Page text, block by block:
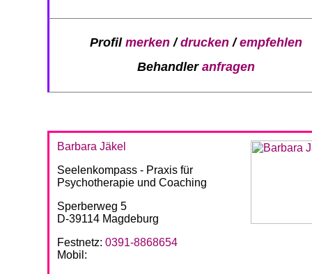
Profil merken/drucken/empfehlen
Behandler anfragen
Barbara Jäkel
Seelenkompass - Praxis für
Psychotherapie und Coaching
Sperberweg 5
D-39114 Magdeburg
Festnetz: 0391-8868654
Mobil: